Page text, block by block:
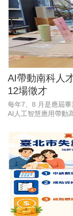
AI帶動南科人
12場徵才
每年7、8 月是應屆
AI人工智慧應用帶動
發展署雲嘉南分署永康